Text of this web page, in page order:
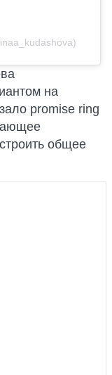
на
promise ring
общее